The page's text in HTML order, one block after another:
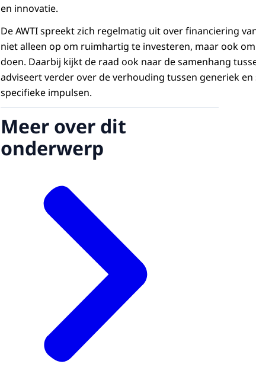
en innovatie.
De AWTI spreekt zich regelmatig uit over financiering
niet alleen op om ruimhartig te investeren, maar ook
doen. Daarbij kijkt de raad ook naar de samenhang
adviseert verder over de verhouding tussen generiek
specifieke impulsen.
Meer over dit
onderwerp